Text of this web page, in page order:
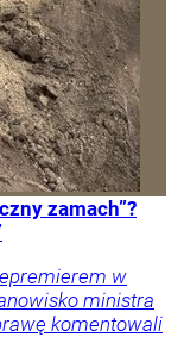
zamach”?
w
ministra
komentowali